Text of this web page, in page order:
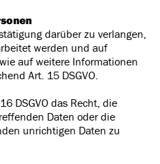
darüber zu verlangen,
werden und auf
auf weitere Informationen
Art. 15 DSGVO.
DSGVO das Recht, die
Daten oder die
unrichtigen Daten zu